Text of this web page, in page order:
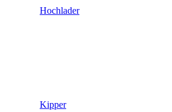
Hochlader
Kipper